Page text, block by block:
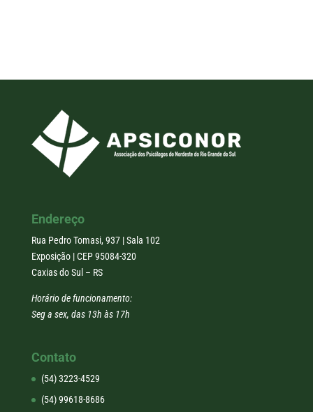
Endereço
Rua Pedro Tomasi, 937 | Sala 102
Exposição | CEP 95084-320
Caxias do Sul – RS
Horário de funcionamento:
Seg a sex, das 13h às 17h
Contato
(54) 3223-4529
(54) 99618-8686